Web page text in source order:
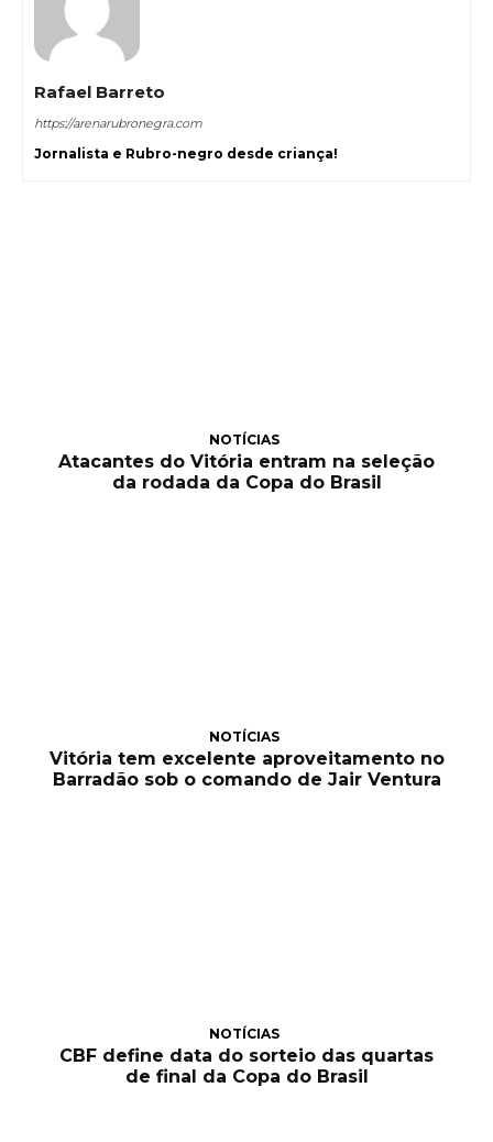
Rafael Barreto
https://arenarubronegra.com
Jornalista e Rubro-negro desde criança!
NOTÍCIAS
Atacantes do Vitória entram na seleção
da rodada da Copa do Brasil
NOTÍCIAS
Vitória tem excelente aproveitamento no
Barradão sob o comando de Jair Ventura
NOTÍCIAS
CBF define data do sorteio das quartas
de final da Copa do Brasil